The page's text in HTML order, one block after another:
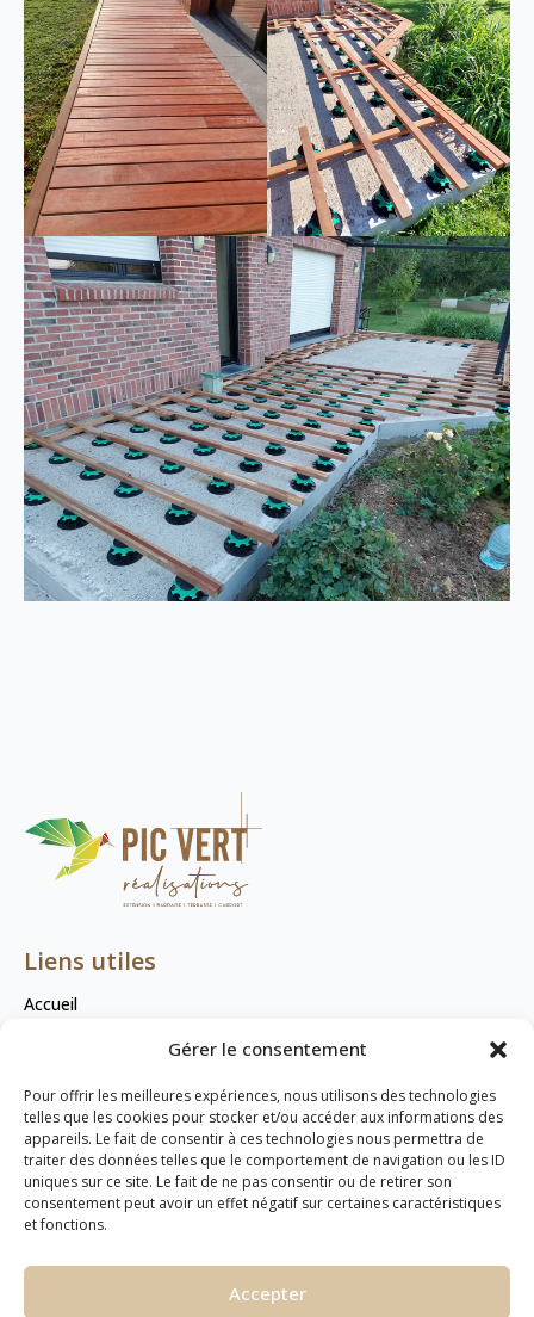
Gérer le consentement
Pour offrir les meilleures expériences, nous utilisons des technologies
telles que les cookies pour stocker et/ou accéder aux informations des
appareils. Le fait de consentir à ces technologies nous permettra de
traiter des données telles que le comportement de navigation ou les ID
uniques sur ce site. Le fait de ne pas consentir ou de retirer son
consentement peut avoir un effet négatif sur certaines caractéristiques
et fonctions.
Accepter
Liens utiles
Accueil
Plan de site
Coordonnées
03 74 95 83 38
ZAL Le Brunehaut,
90 Rue Henri Becquerel,